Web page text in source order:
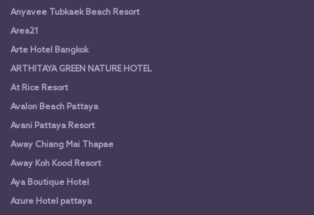
Anyavee Tubkaek Beach Resort
Area21
Arte Hotel Bangkok
ARTHITAYA GREEN NATURE HOTEL
At Rice Resort
Avalon Beach Pattaya
Avani Pattaya Resort
Away Chiang Mai Thapae
Away Koh Kood Resort
Aya Boutique Hotel
Azure Hotel pattaya